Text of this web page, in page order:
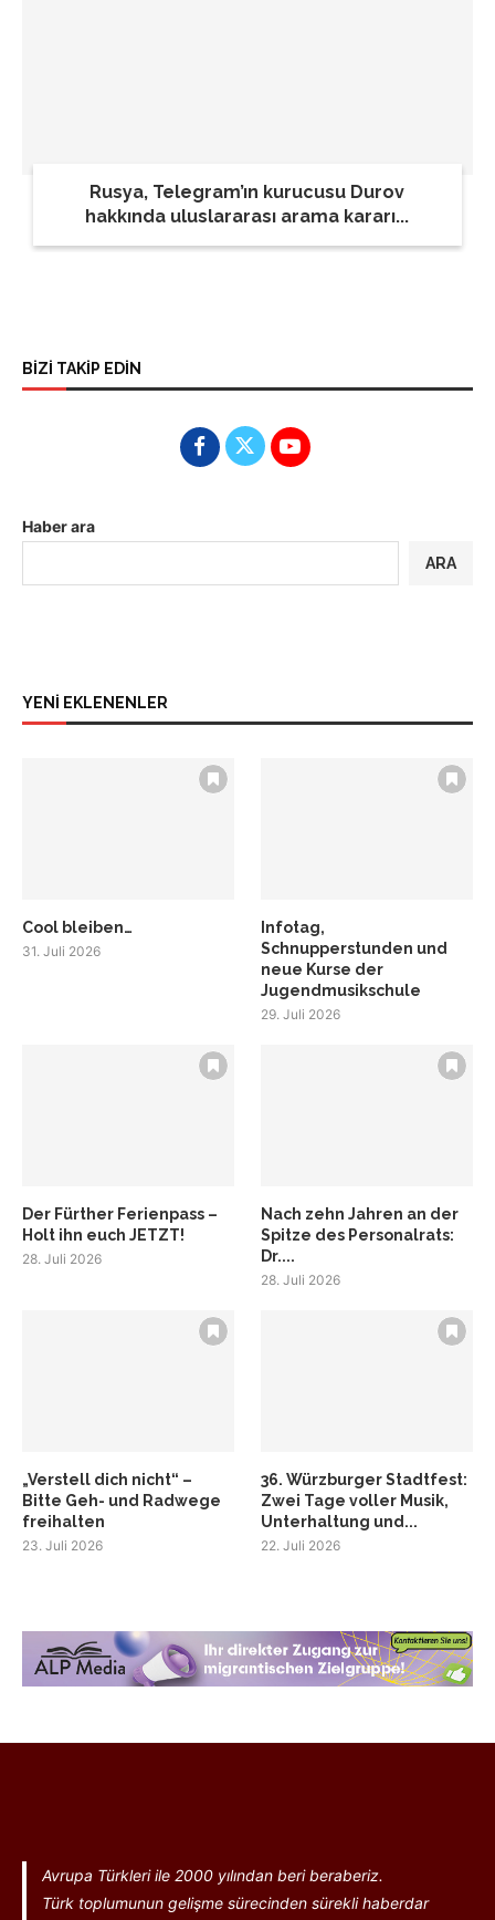
Rusya, Telegram’ın kurucusu Durov
hakkında uluslararası arama kararı...
BİZİ TAKİP EDİN
Haber ara
ARA
YENİ EKLENENLER
Cool bleiben…
31. Juli 2026
Infotag,
Schnupperstunden und
neue Kurse der
Jugendmusikschule
29. Juli 2026
Der Fürther Ferienpass –
Holt ihn euch JETZT!
28. Juli 2026
Nach zehn Jahren an der
Spitze des Personalrats:
Dr....
28. Juli 2026
„Verstell dich nicht“ –
Bitte Geh- und Radwege
freihalten
23. Juli 2026
36. Würzburger Stadtfest:
Zwei Tage voller Musik,
Unterhaltung und...
22. Juli 2026
Avrupa Türkleri ile 2000 yılından beri beraberiz.
Türk toplumunun gelişme sürecinden sürekli haberdar